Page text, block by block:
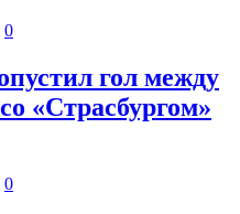
0
гол между
«Страсбургом»
0